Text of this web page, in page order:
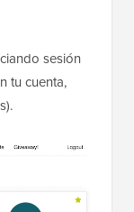
sesión
tu cuenta,